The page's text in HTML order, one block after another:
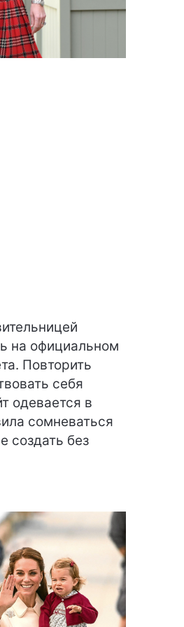
на официальном
Повторить
себя
одевается в
сомневаться
создать без